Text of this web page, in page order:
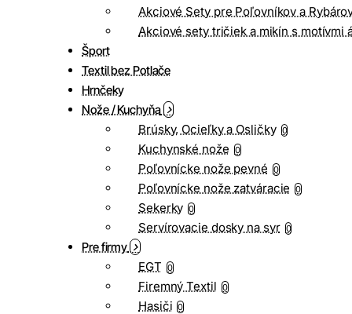
Akciové Sety pre Poľovníkov a
Akciové sety tričiek a mikín s motívmi
Šport
Textil bez Potlače
Hrnčeky
Nože / Kuchyňa
Brúsky, Ocieľky a Osličky 0
Kuchynské nože 0
Poľovnícke nože pevné 0
Poľovnícke nože zatváracie 0
Sekerky 0
Servírovacie dosky na syr 0
Pre firmy
EGT 0
Firemný Textil 0
Hasiči 0